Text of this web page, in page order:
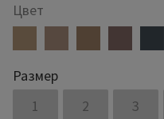
Цвет
Размер
1
2 3